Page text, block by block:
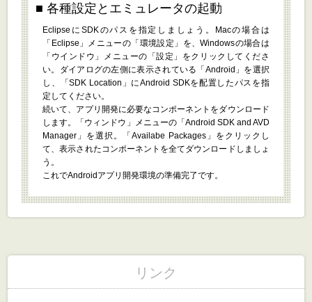
各種設定とエミュレータの起動
EclipseにSDKのパスを指定しましょう。Macの場合は
「Eclipse」メニューの「環境設定」を、Windowsの場合は
「ウインドウ」メニューの「設定」をクリックしてくださ
い。ダイアログの左側に表示されている「Android」を選択
し、「SDK Location」にAndroid SDKを配置したパスを指
定してください。
続いて、アプリ開発に必要なコンポーネントをダウンロード
します。「ウィンドウ」メニューの「Android SDK and AVD
Manager」を選択。「Availabe Packages」をクリックし
て、表示されたコンポーネントを全てダウンロードしましょ
う。
これでAndroidアプリ開発環境の準備完了です。
リンク